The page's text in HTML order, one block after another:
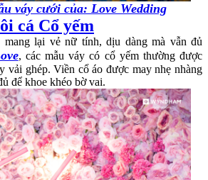
váy cưới của: Love Wedding
cá Cổ yếm
lại vẻ nữ tính, dịu dàng mà vẫn đủ
, các mẫu váy có cổ yếm thường được
vải ghép. Viền cổ áo được may nhẹ nhàng
để khoe khéo bờ vai.